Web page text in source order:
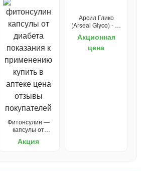
Фитонсулин —
капсулы от
Акция
Арсил Глико
(Arseal Glyco) - от
Акционная
цена